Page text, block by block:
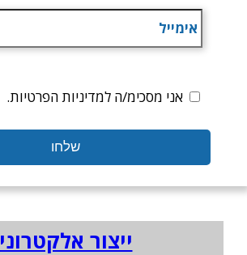
אני מסכימ/ה למדיניות הפרטיות.
ייצור אלקטרוני